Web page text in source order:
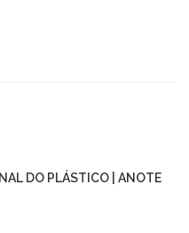
DO PLÁSTICO | ANOTE